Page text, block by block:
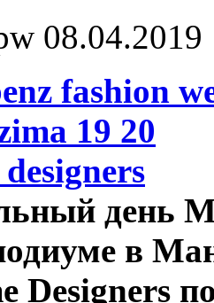
08.04.2019
день
в
Designers